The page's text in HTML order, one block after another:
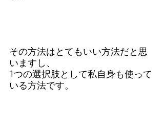
その方法はとてもいい方法だと思
いますし、
1つの選択肢として私自身も使って
いる方法です。